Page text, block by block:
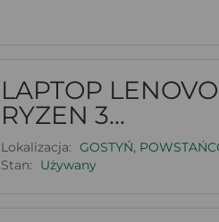
LAPTOP
RYZEN 3...
Lokalizacja: GOSTYŃ,
Stan:
Używany